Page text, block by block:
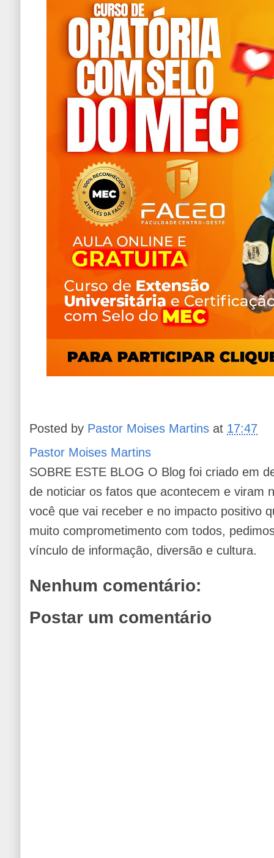
Posted by Pastor Moises Martins at 17:47
Pastor Moises Martins
SOBRE ESTE BLOG O Blog foi criado em
de noticiar os fatos que acontecem e viram
você que vai receber e no impacto positivo
muito comprometimento com todos,
vínculo de informação, diversão e cultura.
Nenhum comentário:
Postar um comentário